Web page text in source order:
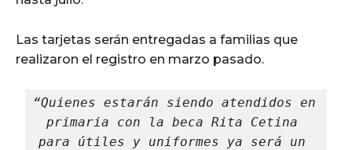
Las tarjetas serán entregadas a familias que
realizaron el registro en marzo pasado.
“Quienes estarán siendo atendidos en
primaria con la beca Rita Cetina
para útiles y uniformes ya será un